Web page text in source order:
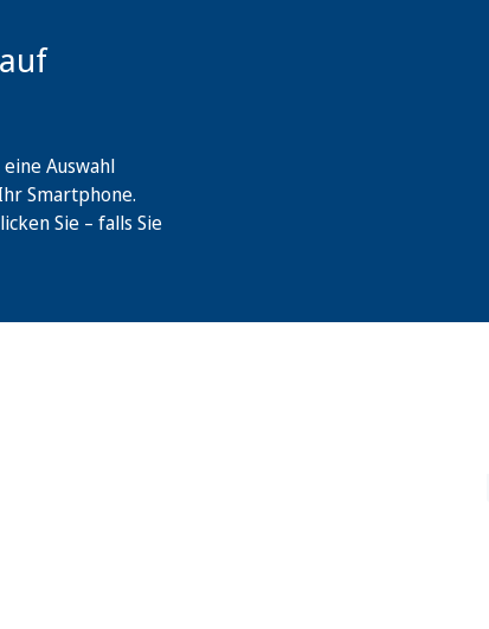
Auswahl
Smartphone.
Sie – falls Sie